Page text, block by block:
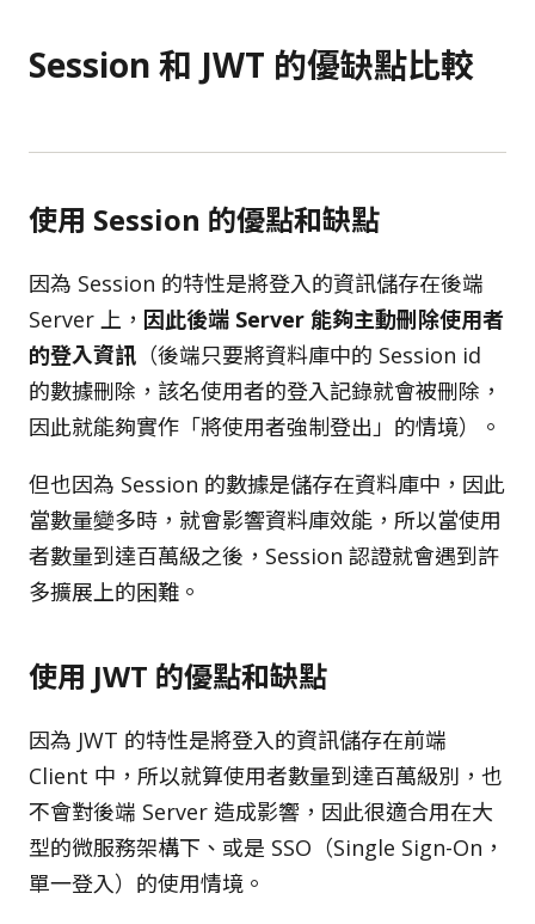
Session 和 JWT 的優缺點比較
使用 Session 的優點和缺點
因為 Session 的特性是將登入的資訊儲存在後端
Server 上， 因此後端 Server 能夠主動刪除使用者
的登入資訊 （後端只要將資料庫中的 Session id
的數據刪除，該名使用者的登入記錄就會被刪除，
因此就能夠實作「將使用者強制登出」的情境）。
但也因為 Session 的數據是儲存在資料庫中，因此
當數量變多時，就會影響資料庫效能，所以當使用
者數量到達百萬級之後，Session 認證就會遇到許
多擴展上的困難。
使用 JWT 的優點和缺點
因為 JWT 的特性是將登入的資訊儲存在前端
Client 中，所以就算使用者數量到達百萬級別，也
不會對後端 Server 造成影響，因此很適合用在大
型的微服務架構下、或是 SSO（Single Sign-On，
單一登入）的使用情境。